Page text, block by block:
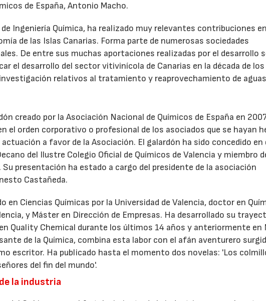
de España, Antonio Macho.
Ingeniería Química, ha realizado muy relevantes contribuciones en
de las Islas Canarias. Forma parte de numerosas sociedades
De entre sus muchas aportaciones realizadas por el desarrollo
el desarrollo del sector vitivinícola de Canarias en la década de los
relativos al tratamiento y reaprovechamiento de
creado por la Asociación Nacional de Químicos de España en
el orden corporativo o profesional de los asociados que se hayan
a favor de la Asociación. El galardón ha sido concedido en
del Ilustre Colegio Oficial de Químicos de Valencia y miembro
Su presentación ha estado a cargo del presidente de la asociación
Castañeda.
en Ciencias Químicas por la Universidad de Valencia, doctor en
y Máster en Dirección de Empresas. Ha desarrollado su
Quality Chemical durante los últimos 14 años y anteriormente en
de la Química, combina esta labor con el afán aventurero
escritor. Ha publicado hasta el momento dos novelas: 'Los
del fin del mundo'.
la industria